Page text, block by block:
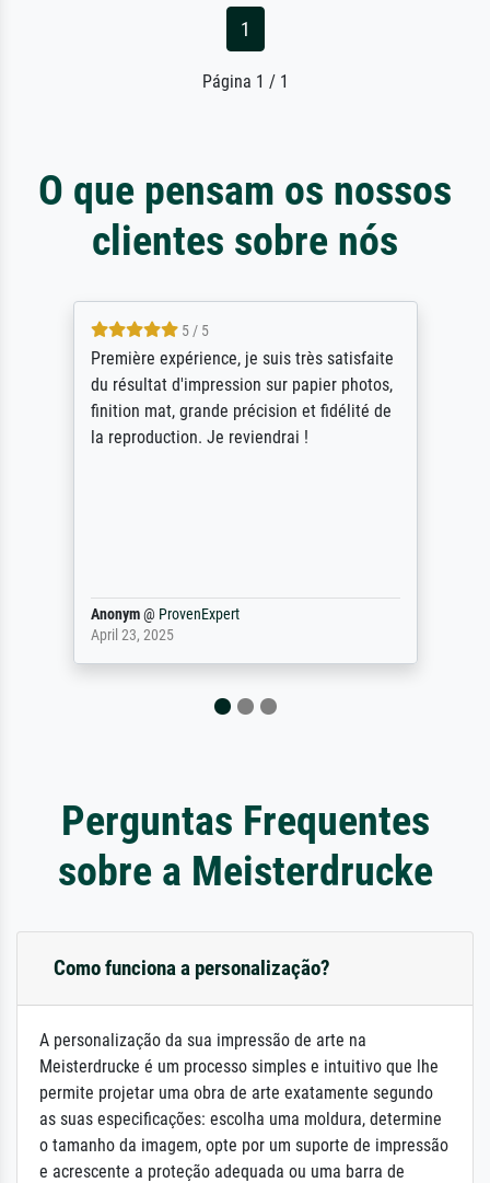
1
Página 1 / 1
O que pensam os nossos
clientes sobre nós
5 / 5
expérience, je suis très satisfaite
résultat d'impression sur papier photos,
mat, grande précision et fidélité de
reproduction. Je reviendrai !
ProvenExpert
Perguntas Frequentes
sobre a Meisterdrucke
Como funciona a personalização?
A personalização da sua impressão de arte na
Meisterdrucke é um processo simples e intuitivo que lhe
permite projetar uma obra de arte exatamente segundo
as suas especificações: escolha uma moldura, determine
o tamanho da imagem, opte por um suporte de impressão
e acrescente a proteção adequada ou uma barra de